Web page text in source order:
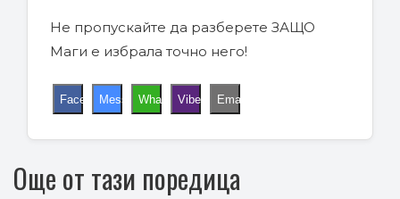
Не пропускайте да разберете ЗАЩО
Маги е избрала точно него!
FacebookMessengerWhatsApp
Viber Email
Още от тази поредица